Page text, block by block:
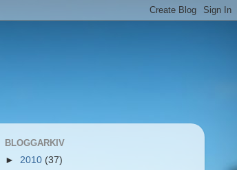
BLOGGARKIV
► 2010 (37)